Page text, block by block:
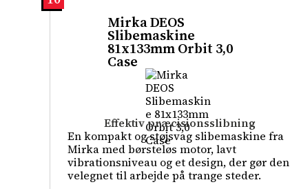
Effektiv præcisionsslibning
Mirka DEOS
Slibemaskine
81x133mm Orbit 3,0
Case
En kompakt og støjsvag slibemaskine fra
Mirka med børsteløs motor, lavt
vibrationsniveau og et design, der gør den
velegnet til arbejde på trange steder.